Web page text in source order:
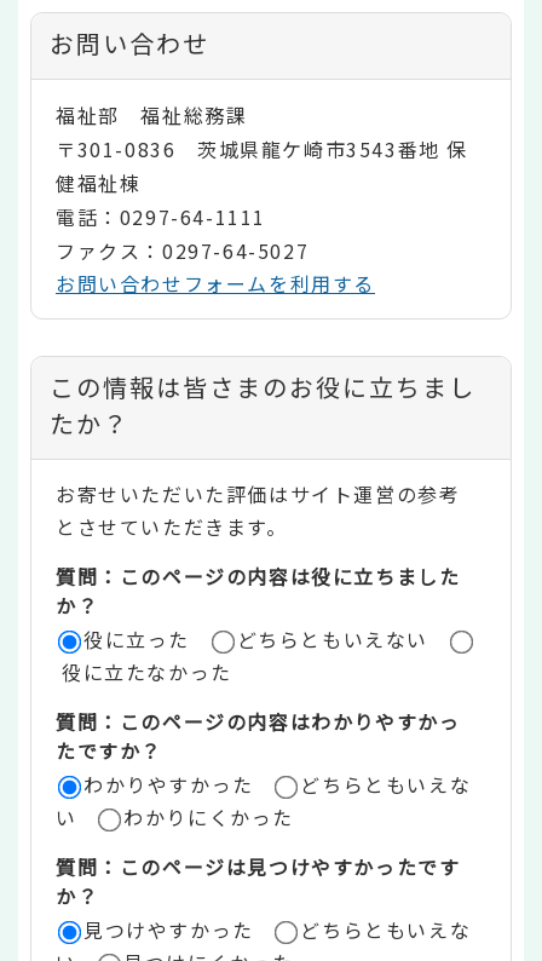
お問い合わせ
福祉部 福祉総務課
〒301-0836 茨城県龍ケ崎市3543番地 保
健福祉棟
電話：0297-64-1111
ファクス：0297-64-5027
お問い合わせフォームを利用する
コ
ン
テ
ン
ツ
評
価
リ
ア
この情報は皆さまのお役に立ちまし
たか？
お寄せいただいた評価はサイト運営の参考
とさせていただきます。
質問：このページの内容は役に立ちました
か？
役に立った
どちらともいえない
役に立たなかった
質問：このページの内容はわかりやすかっ
たですか？
わかりやすかった
どちらともいえな
い
わかりにくかった
質問：このページは見つけやすかったです
か？
見つけやすかった
どちらともいえな